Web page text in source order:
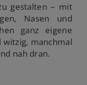
gestalten – mit
Nasen und
ganz eigene
manchmal
nah dran.